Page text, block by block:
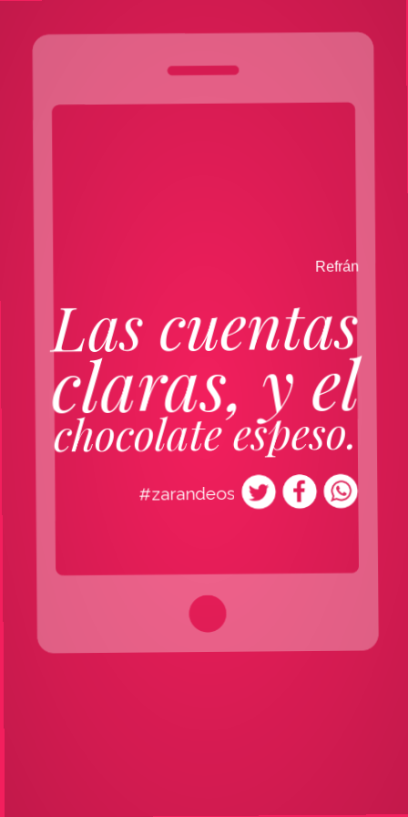
Refrán
Las cuentas
claras, y el
chocolate espeso.
#zarandeos